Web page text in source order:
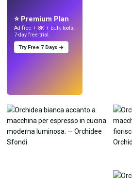
⭐ Premium Plan
Ad-free + 8K + bulk tools.
7-day free trial.
Try Free 7 Days →